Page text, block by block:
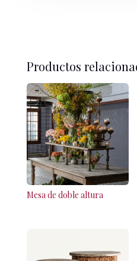
Productos
Mesa de doble altura